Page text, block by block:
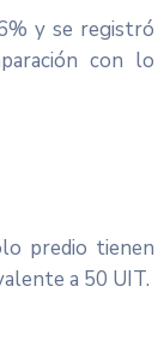
y se registró
con lo
predio tienen
a 50 UIT.